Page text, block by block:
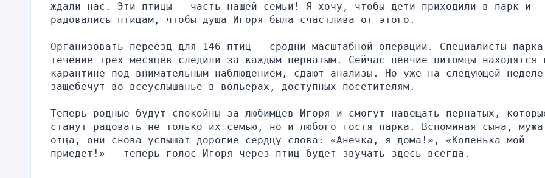
ждали нас. Эти птицы - часть нашей семьи! Я хочу, чтобы дети приходили в парк и
радовались птицам, чтобы душа Игоря была счастлива от этого.
Организовать переезд для 146 птиц - сродни масштабной операции. Специалисты
течение трех месяцев следили за каждым пернатым. Сейчас певчие питомцы находятся
карантине под внимательным наблюдением, сдают анализы. Но уже на следующей
защебечут во всеуслышанье в вольерах, доступных посетителям.
Теперь родные будут спокойны за любимцев Игоря и смогут навещать пернатых,
станут радовать не только их семью, но и любого гостя парка. Вспоминая сына,
отца, они снова услышат дорогие сердцу слова: «Анечка, я дома!», «Коленька мой
приедет!» - теперь голос Игоря через птиц будет звучать здесь всегда.